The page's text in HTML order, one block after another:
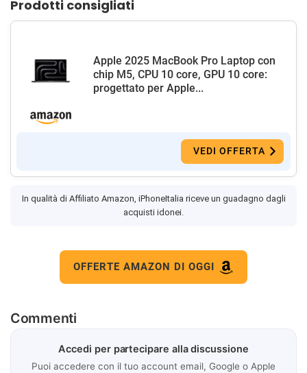
Prodotti consigliati
Apple 2025 MacBook Pro Laptop con
chip M5, CPU 10 core, GPU 10 core:
progettato per Apple...
VEDI OFFERTA
In qualità di Affiliato Amazon, iPhoneItalia riceve un guadagno dagli
acquisti idonei.
OFFERTE AMAZON DI OGGI
Commenti
Accedi per partecipare alla discussione
Puoi accedere con il tuo account email, Google o Apple